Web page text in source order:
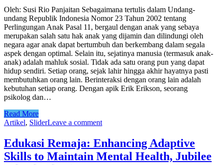
Oleh: Susi Rio Panjaitan Sebagaimana tertulis dalam Undang-
undang Republik Indonesia Nomor 23 Tahun 2002 tentang
Perlingungan Anak Pasal 11, bergaul dengan anak yang sebaya
merupakan salah satu hak anak yang dijamin dan dilindungi oleh
negara agar anak dapat bertumbuh dan berkembang dalam segala
aspek dengan optimal. Selain itu, sejatinya manusia (termasuk anak-
anak) adalah mahluk sosial. Tidak ada satu orang pun yang dapat
hidup sendiri. Setiap orang, sejak lahir hingga akhir hayatnya pasti
membutuhkan orang lain. Berinteraksi dengan orang lain adalah
kebutuhan setiap orang. Dengan apik Erik Erikson, seorang
psikolog dan…
Read More
Artikel, SliderLeave a comment
Edukasi Remaja: Enhancing Adaptive
Skills to Maintain Mental Health, Jubilee